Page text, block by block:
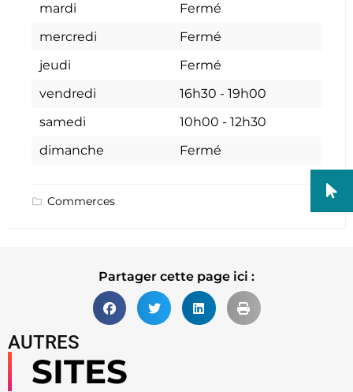
mardi
Fermé
mercredi
Fermé
jeudi
Fermé
vendredi
16h30 - 19h00
samedi
10h00 - 12h30
dimanche
Fermé
Commerces
Partager cette page ici :
AUTRES
SITES